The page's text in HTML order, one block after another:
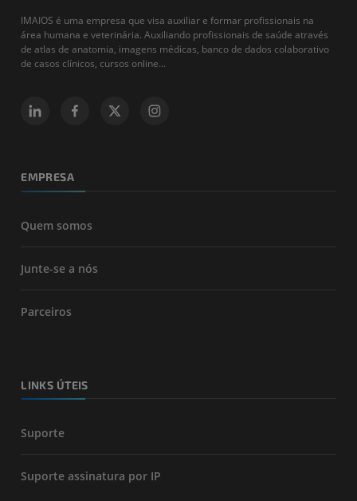
IMAIOS é uma empresa que visa auxiliar e formar profissionais na
área humana e veterinária. Auxiliando profissionais de saúde através
de atlas de anatomia, imagens médicas, banco de dados colaborativo
de casos clínicos, cursos online...
EMPRESA
Quem somos
Junte-se a nós
Parceiros
LINKS ÚTEIS
Suporte
Suporte assinatura por IP